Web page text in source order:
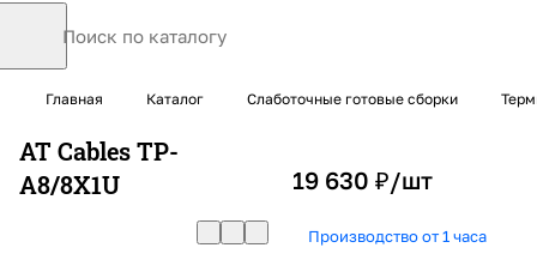
Главная Каталог Слаботочные готовые сборки
AT Cables TP-
A8/8X1U
19 630 ₽/шт
Производство от 1 часа